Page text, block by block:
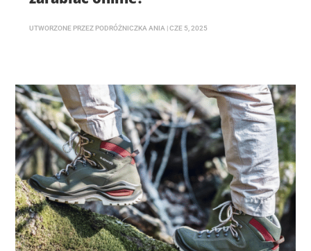
UTWORZONE PRZEZ PODRÓŻNICZKA ANIA |CZE 5, 2025